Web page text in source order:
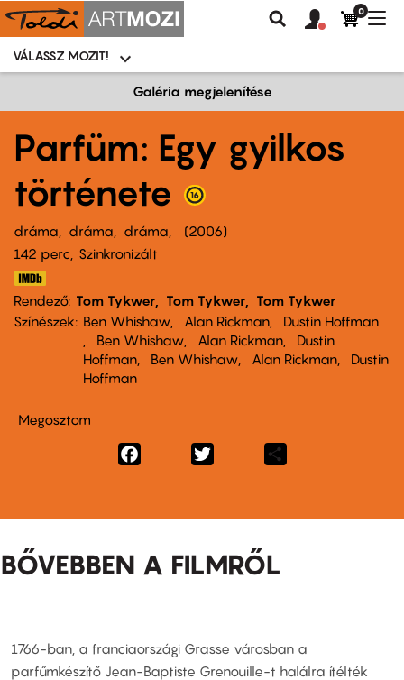
Moziválasztó
menü
VÁLASSZ MOZIT!
Keresés
Felhasználói
fiók
0
Galéria megjelenítése
Parfüm: Egy gyilkos
története
dráma dráma dráma
2006
142 perc,
Szinkronizált
Rendező Tom Tykwer Tom Tykwer
Tom Tykwer
Színészek
Ben Whishaw Alan Rickman
Dustin Hoffman
Ben Whishaw
Alan Rickman
Dustin
Hoffman
Ben Whishaw Alan Rickman
Dustin
Hoffman
Megosztom
Facebook
BŐVEBBEN A FILMRŐL
1766-ban, a franciaországi Grasse városban a
parfűmkészítő Jean-Baptiste Grenouille-t halálra ítélték